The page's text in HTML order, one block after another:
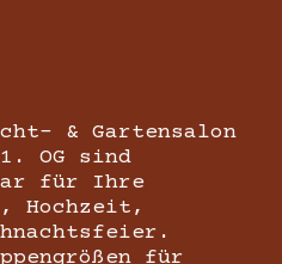
& Gartensalon
OG sind
für Ihre
Hochzeit,
für